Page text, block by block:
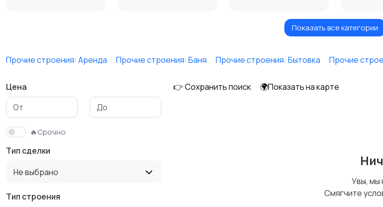
Аренда дома Показать все категории
Прочие строения: Аренда Прочие строения: Баня Прочие строения: Бытовка Прочие
Цена
🔥Срочно
Тип сделки
Не выбрано
Тип строения
👉 Сохранить поиск 🌍Показать на карте
Увы, мы
Смягчите